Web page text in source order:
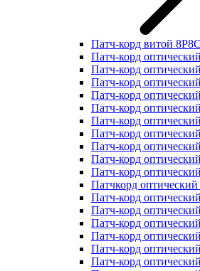
Патч-корд витой
Патч-корд
Патч-корд
Патч-корд
Патч-корд
Патч-корд
Патч-корд
Патч-корд
Патч-корд
Патч-корд
Патч-корд
Патчкорд
Патч-корд
Патч-корд
Патч-корд
Патч-корд
Патч-корд
Патч-корд